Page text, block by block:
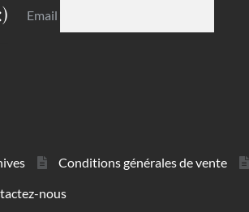
Email
Conditions générales de vente
nous